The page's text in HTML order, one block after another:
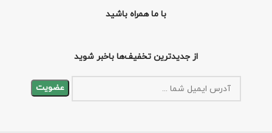
با ما همراه باشید
از جدیدترین تخفیف‌ها باخبر شوید